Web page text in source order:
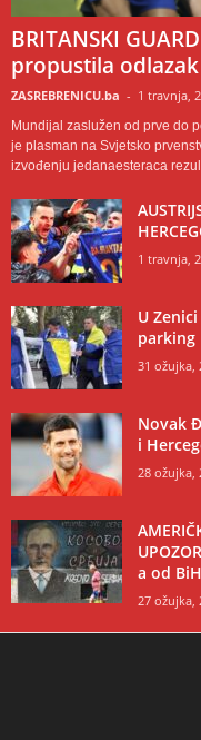
BRITANSKI
propustila
ZASREBRENICU.ba - 1 travnja,
Mundijal zaslužen od prve do
je plasman na Svjetsko
izvođenju jedanaesteraca
1 travnja,
U
parking
31 ožujka,
Novak
i
28 ožujka,
a od
27 ožujka,